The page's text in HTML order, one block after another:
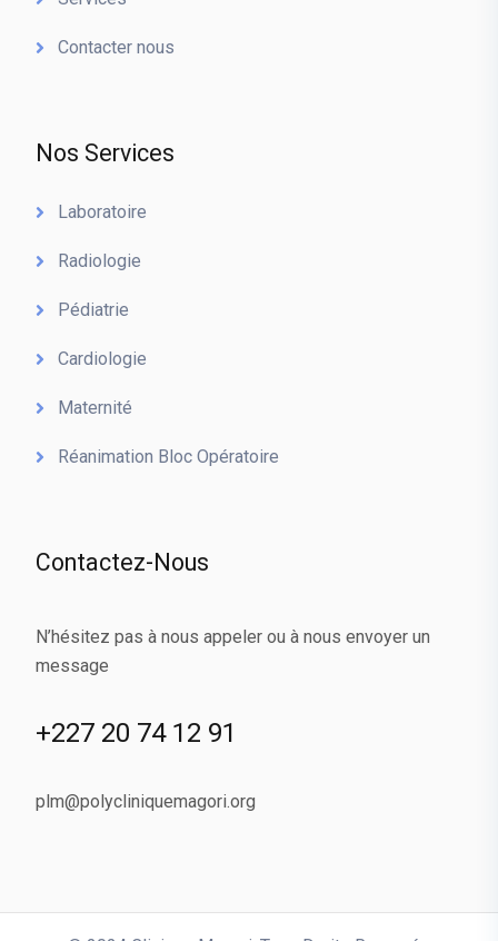
Contacter nous
Nos Services
Laboratoire
Radiologie
Pédiatrie
Cardiologie
Maternité
Réanimation Bloc Opératoire
Contactez-Nous
N’hésitez pas à nous appeler ou à nous envoyer un
message
+227 20 74 12 91
plm@polycliniquemagori.org